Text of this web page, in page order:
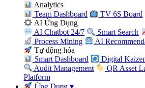
Analytics
Team Dashboard
TV 6S Board
AI Ứng Dụng
AI Chatbot 24/7
Smart Search
Process Mining
AI
Tự động hóa
Smart Dashboard
Digital
Audit Management
QR Asset
Platform
Ứng Dụng▾